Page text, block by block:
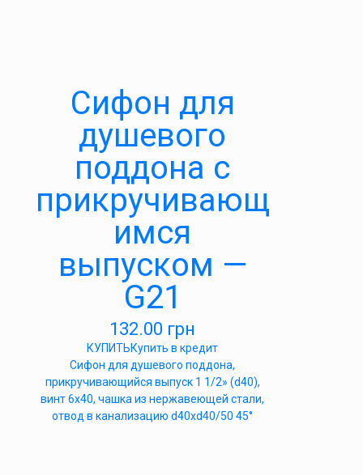
Cифон для
душевого
поддона с
прикручивающ
имся
выпуском —
G21
132.00 грн
КУПИТЬКупить в кредит
Cифон для душевого поддона,
прикручивающийся выпуск 1 1/2» (d40),
винт 6х40, чашка из нержавеющей стали,
отвод в канализацию d40xd40/50 45°